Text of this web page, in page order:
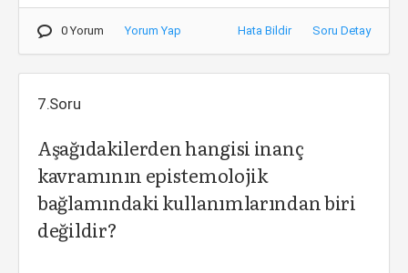
0 Yorum Yorum Yap Hata Bildir Soru Detay
7.Soru
Aşağıdakilerden hangisi inanç
kavramının epistemolojik
bağlamındaki kullanımlarından biri
değildir?